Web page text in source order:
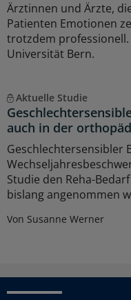
Ärztinnen und Ärzte,
Patienten Emotionen
trotzdem professionell.
Universität Bern.
Aktuelle Studie
auch in der
Geschlechtersensibler
Studie den Reha-
bislang angenommen
Von Susanne Werner